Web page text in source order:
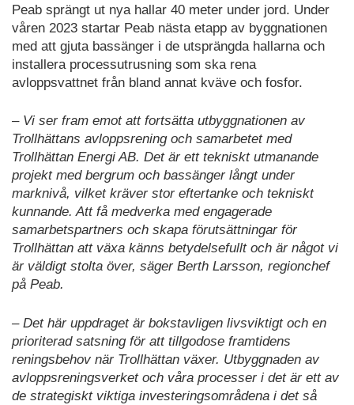
Peab sprängt ut nya hallar 40 meter under jord. Under
våren 2023 startar Peab nästa etapp av byggnationen
med att gjuta bassänger i de utsprängda hallarna och
installera processutrusning som ska rena
avloppsvattnet från bland annat kväve och fosfor.
– Vi ser fram emot att fortsätta utbyggnationen av
Trollhättans avloppsrening och samarbetet med
Trollhättan Energi AB. Det är ett tekniskt utmanande
projekt med bergrum och bassänger långt under
marknivå, vilket kräver stor eftertanke och tekniskt
kunnande. Att få medverka med engagerade
samarbetspartners och skapa förutsättningar för
Trollhättan att växa känns betydelsefullt och är något vi
är väldigt stolta över, säger Berth Larsson, regionchef
på Peab.
– Det här uppdraget är bokstavligen livsviktigt och en
prioriterad satsning för att tillgodose framtidens
reningsbehov när Trollhättan växer. Utbyggnaden av
avloppsreningsverket och våra processer i det är ett av
de strategiskt viktiga investeringsområdena i det så